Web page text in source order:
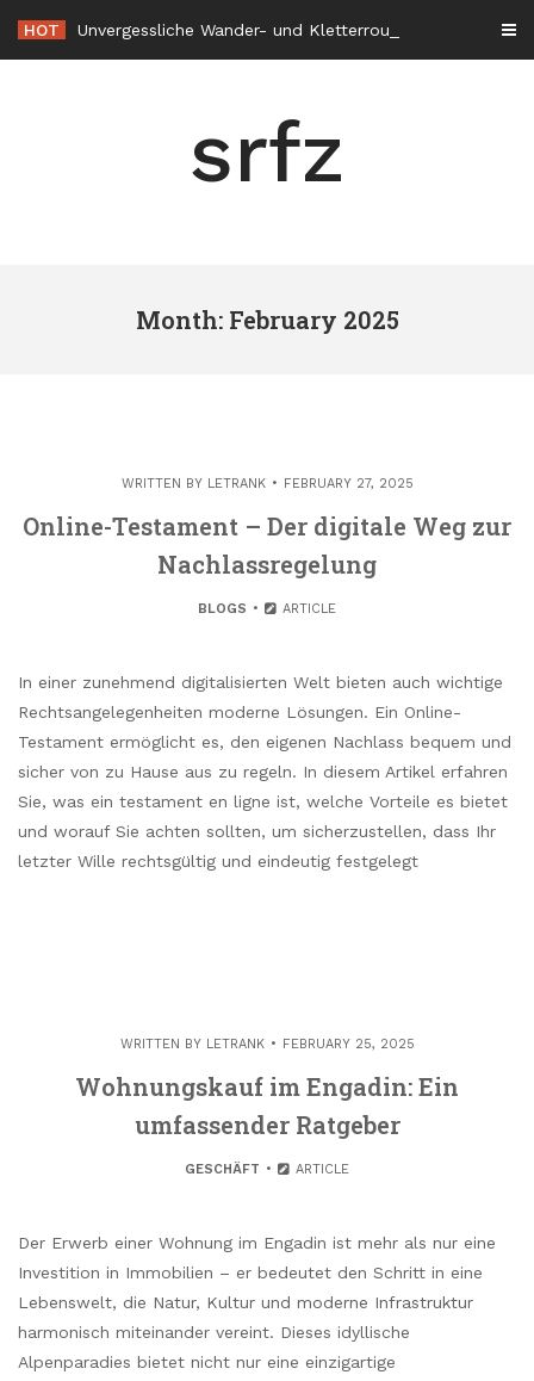
content
HOT
srfz
Month: February 2025
WRITTEN BY LETRANK FEBRUARY 27, 2025
Online-Testament – Der digitale Weg zur
Nachlassregelung
BLOGS ARTICLE
In einer zunehmend digitalisierten Welt bieten auch wichtige
Rechtsangelegenheiten moderne Lösungen. Ein Online-
Testament ermöglicht es, den eigenen Nachlass bequem und
sicher von zu Hause aus zu regeln. In diesem Artikel erfahren
Sie, was ein testament en ligne ist, welche Vorteile es bietet
und worauf Sie achten sollten, um sicherzustellen, dass Ihr
letzter Wille rechtsgültig und eindeutig festgelegt
WRITTEN BY LETRANK FEBRUARY 25, 2025
Wohnungskauf im Engadin: Ein
umfassender Ratgeber
GESCHÄFT ARTICLE
Der Erwerb einer Wohnung im Engadin ist mehr als nur eine
Investition in Immobilien – er bedeutet den Schritt in eine
Lebenswelt, die Natur, Kultur und moderne Infrastruktur
harmonisch miteinander vereint. Dieses idyllische
Alpenparadies bietet nicht nur eine einzigartige